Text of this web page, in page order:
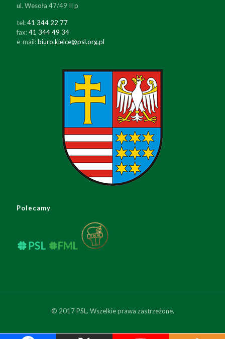
ul. Wesoła 47/49 II p
tel:41 344 22 77
fax:41 344 49 34
e-mail:biuro.kielce@psl.org.pl
Polecamy
© 2017 PSL. Wszelkie prawa zastrzeżone.